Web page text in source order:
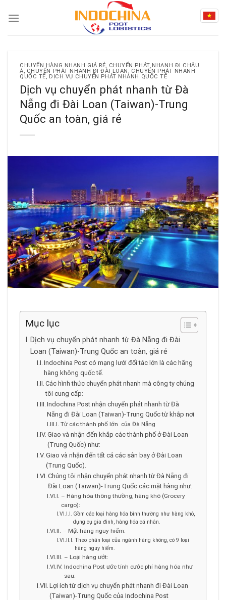
CHUYỂN HÀNG NHANH GIÁ RẺ, CHUYỂN PHÁT NHANH ĐI CHÂU
Á, CHUYỂN PHÁT NHANH ĐI ĐÀI LOAN , CHUYỂN PHÁT NHANH
QUỐC TẾ, DỊCH VỤ CHUYỂN PHÁT NHANH QUỐC TẾ
Dịch vụ chuyển phát nhanh từ Đà
Nẵng đi Đài Loan (Taiwan)-Trung
Quốc an toàn, giá rẻ
Mục lục
Dịch vụ chuyển phát nhanh từ Đà Nẵng đi Đài
Loan (Taiwan)-Trung Quốc an toàn, giá rẻ
Indochina Post có mạng lưới đối tác lớn là các hãng
hàng không quốc tế.
Các hình thức chuyển phát nhanh mà công ty chúng
tôi cung cấp:
Indochina Post nhận chuyển phát nhanh từ Đà
Nẵng đi Đài Loan (Taiwan)-Trung Quốc từ khắp nơi
Từ các thành phố lớn của Đà Nẵng
Giao và nhận đến khắp các thành phố ở Đài Loan
(Trung Quốc) như:
Giao và nhận đến tất cả các sân bay ở Đài Loan
(Trung Quốc).
Chúng tôi nhận chuyển phát nhanh từ Đà Nẵng đi
Đài Loan (Taiwan)-Trung Quốc các mặt hàng như:
– Hàng hóa thông thường, hàng khô (Grocery
cargo):
Gồm các loại hàng hóa bình thường như hàng khô,
dụng cụ gia đình, hàng hóa cá nhân.
– Mặt hàng nguy hiểm:
Theo phân loại của ngành hàng không, có 9 loại
hàng nguy hiểm.
– Loại hàng ướt:
Indochina Post ước tính cước phí hàng hóa như
sau:
Lợi ích từ dịch vụ chuyển phát nhanh đi Đài Loan
(Taiwan)-Trung Quốc của Indochina Post